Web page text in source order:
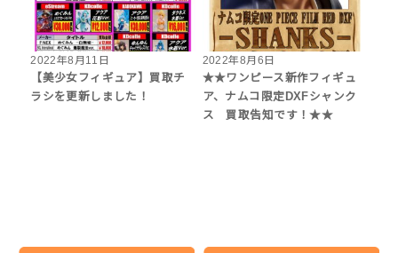
2022年8月11日
【美少女フィギュア】買取チ
ラシを更新しました！
2022年8月6日
★★ワンピース新作フィギュ
ア、ナムコ限定DXFシャンク
ス 買取告知です！★★